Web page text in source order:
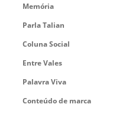
Memória
Parla Talian
Coluna Social
Entre Vales
Palavra Viva
Conteúdo de marca